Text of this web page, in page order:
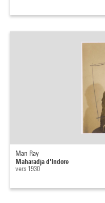
Man Ray
Maharadja d'Indore
vers 1930